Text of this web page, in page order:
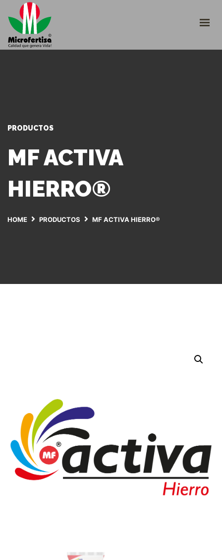
PRODUCTOS
MF ACTIVA
HIERRO®
HOME PRODUCTOS MF ACTIVA HIERRO®